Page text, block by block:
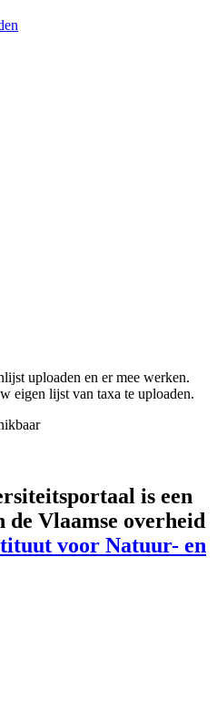
uploaden en er mee werken.
eigen lijst van taxa te uploaden.
is een
de Vlaamse overheid
voor Natuur- en